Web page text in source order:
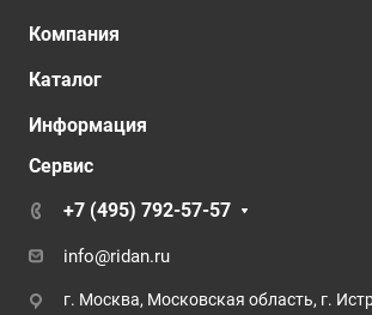
Компания
Каталог
Информация
Сервис
+7 (495) 792-57-57
info@ridan.ru
г. Москва, Московская область, г.